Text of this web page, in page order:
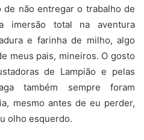
não entregar o trabalho de
imersão total na aventura
e farinha de milho, algo
meus pais, mineiros. O gosto
de Lampião e pelas
também sempre foram
mesmo antes de eu perder,
olho esquerdo.